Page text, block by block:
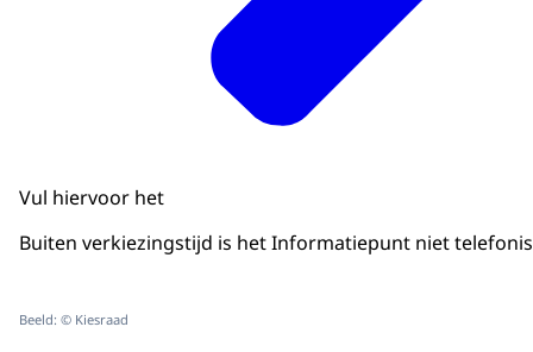
Vul hiervoor het
Buiten verkiezingstijd is het Informatiepunt niet
Beeld: © Kiesraad